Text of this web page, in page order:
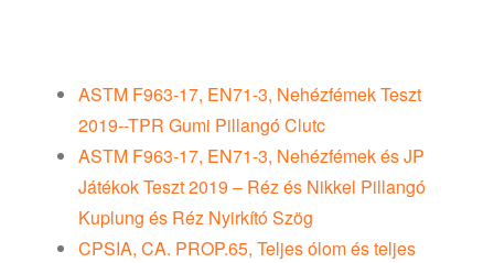
ASTM F963-17, EN71-3, Nehézfémek Teszt
2019--TPR Gumi Pillangó Clutc
ASTM F963-17, EN71-3, Nehézfémek és JP
Játékok Teszt 2019 – Réz és Nikkel Pillangó
Kuplung és Réz Nyirkító Szög
CPSIA, CA. PROP.65, Teljes ólom és teljes